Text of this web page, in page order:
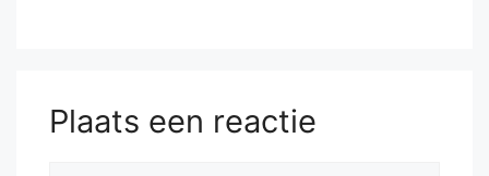
Plaats een reactie